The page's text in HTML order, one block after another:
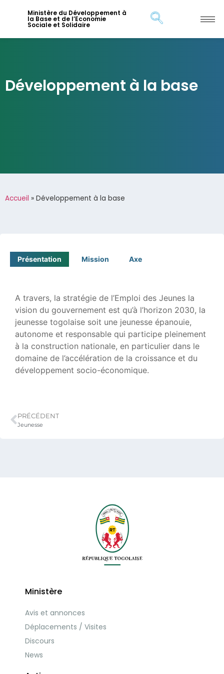
Ministère du Développement à
la Base et de l’Economie
Sociale et Solidaire
Développement à la base
Accueil » Développement à la base
Présentation Mission Axe
A travers, la stratégie de l’Emploi des Jeunes la
vision du gouvernement est qu’à l’horizon 2030, la
jeunesse togolaise soit une jeunesse épanouie,
autonome et responsable qui participe pleinement
à la construction nationale, en particulier dans le
domaine de l’accélération de la croissance et du
développement socio-économique.
PRÉCÉDENT
Jeunesse
Ministère
Avis et annonces
Déplacements / Visites
Discours
News